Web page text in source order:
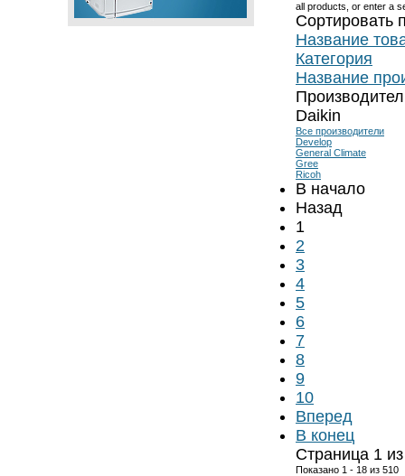
all products, or enter a
Сортировать
Название
Категория
Название
Daikin
Все производители
Develop
General Climate
Gree
Ricoh
В начало
Назад
1
2
3
4
5
6
7
8
9
10
Вперед
В конец
Страница 1
Показано 1 - 18 из 510